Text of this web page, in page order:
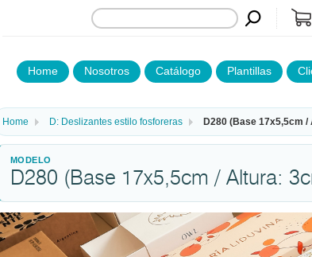
Home Nosotros Catálogo Plantillas
Home D: Deslizantes estilo fosforeras D280 (Base 17x5,5cm
D280 (Base 17x5,5cm / Altura: